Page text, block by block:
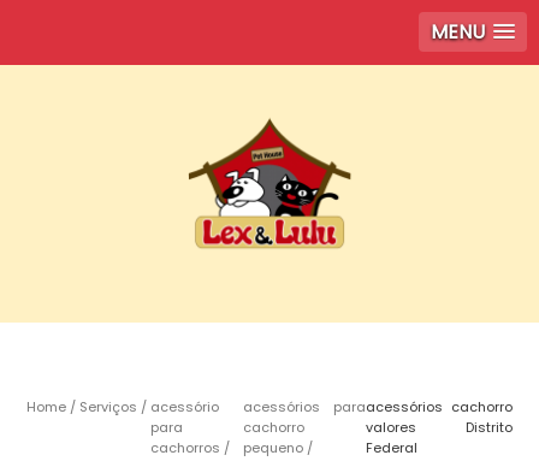
MENU
Home Serviços
acessório
para
cachorros
acessórios para
cachorro
pequeno
acessórios cachorro
valores Distrito
Federal